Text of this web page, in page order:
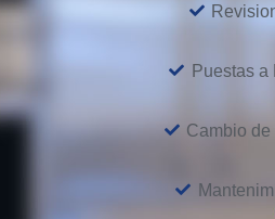
Puestas a
Cambio de